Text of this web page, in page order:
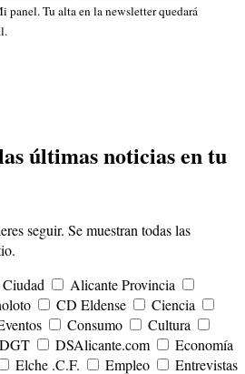
panel. Tu alta en la newsletter quedará
últimas noticias en tu
seguir. Se muestran todas las
Alicante Provincia
CD Eldense
Ciencia
Consumo
Cultura
DGT DSAlicante.com
Economía
Elche .C.F. Empleo
Entrevistas